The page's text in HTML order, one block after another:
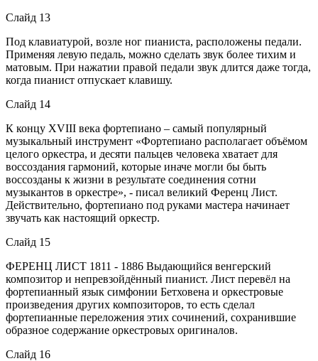
Слайд 13
Под клавиатурой, возле ног пианиста, расположены педали.
Применяя левую педаль, можно сделать звук более тихим и
матовым. При нажатии правой педали звук длится даже тогда,
когда пианист отпускает клавишу.
Слайд 14
К концу XVIII века фортепиано – самый популярный
музыкальный инструмент «Фортепиано располагает объёмом
целого оркестра, и десяти пальцев человека хватает для
воссоздания гармоний, которые иначе могли бы быть
воссозданы к жизни в результате соединения сотни
музыкантов в оркестре», - писал великий Ференц Лист.
Действительно, фортепиано под руками мастера начинает
звучать как настоящий оркестр.
Слайд 15
ФЕРЕНЦ ЛИСТ 1811 - 1886 Выдающийся венгерский
композитор и непревзойдённый пианист. Лист перевёл на
фортепианный язык симфонии Бетховена и оркестровые
произведения других композиторов, то есть сделал
фортепианные переложения этих сочинений, сохранившие
образное содержание оркестровых оригиналов.
Слайд 16